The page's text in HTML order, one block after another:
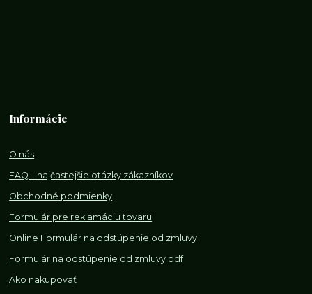
Informácie
O nás
FAQ – najčastejšie otázky zákazníkov
Obchodné podmienky
Formulár pre reklamáciu tovaru
Online Formulár na odstúpenie od zmluvy
Formulár na odstúpenie od zmluvy pdf
Ako nakupovať